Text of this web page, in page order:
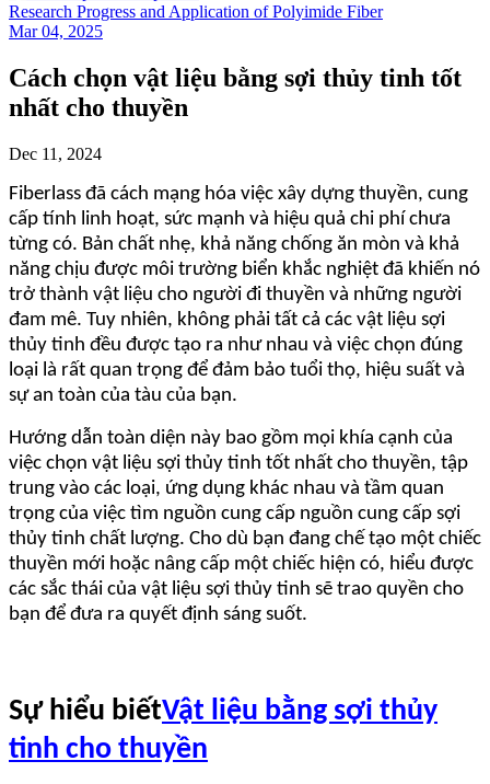
Research Progress and Application of Polyimide Fiber
Mar 04, 2025
Cách chọn vật liệu bằng sợi thủy tinh tốt
nhất cho thuyền
Dec 11, 2024
Fiberlass đã cách mạng hóa việc xây dựng thuyền, cung
cấp tính linh hoạt, sức mạnh và hiệu quả chi phí chưa
từng có. Bản chất nhẹ, khả năng chống ăn mòn và khả
năng chịu được môi trường biển khắc nghiệt đã khiến nó
trở thành vật liệu cho người đi thuyền và những người
đam mê. Tuy nhiên, không phải tất cả các vật liệu sợi
thủy tinh đều được tạo ra như nhau và việc chọn đúng
loại là rất quan trọng để đảm bảo tuổi thọ, hiệu suất và
sự an toàn của tàu của bạn.
Hướng dẫn toàn diện này bao gồm mọi khía cạnh của
việc chọn vật liệu sợi thủy tinh tốt nhất cho thuyền, tập
trung vào các loại, ứng dụng khác nhau và tầm quan
trọng của việc tìm nguồn cung cấp nguồn cung cấp sợi
thủy tinh chất lượng. Cho dù bạn đang chế tạo một chiếc
thuyền mới hoặc nâng cấp một chiếc hiện có, hiểu được
các sắc thái của vật liệu sợi thủy tinh sẽ trao quyền cho
bạn để đưa ra quyết định sáng suốt.
Sự hiểu biếtVật liệu bằng sợi thủy
tinh cho thuyền